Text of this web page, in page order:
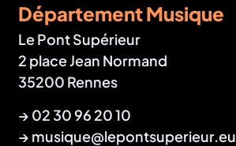
Département Musique
Le Pont Supérieur
2 place Jean Normand
35200 Rennes
→ 02 30 96 20 10
→ musique@lepontsuperieur.eu